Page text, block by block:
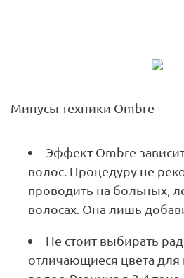
Минусы техники Ombre
Эффект Ombre
волос. Процедуру не
проводить на больных,
волосах. Она лишь
Не стоит выбирать
отличающиеся цвета